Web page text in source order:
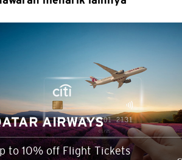
AIRWAYS
to 10% off Flight Tickets
Semua informasi
pihak ketiga yang
berikan di situs
tidak dapat diartikan
produk dan / atau
Konfirmasi